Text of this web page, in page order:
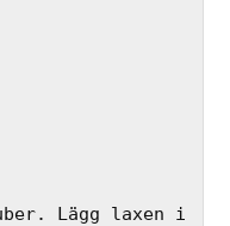
Lägg laxen i